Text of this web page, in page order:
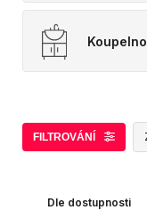
FILTROVÁNÍ
Dle dostupnosti